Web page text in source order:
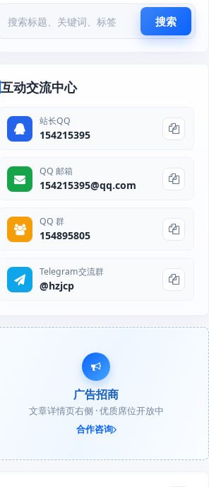
搜索
互动交流中心
站长QQ
154215395
QQ 邮箱
154215395@qq.com
QQ 群
154895805
Telegram交流群
@hzjcp
广告招商
文章详情页右侧 · 优质席位开放中
合作咨询